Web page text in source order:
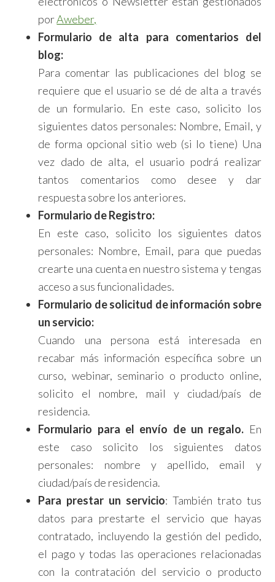
porAweber,
Formulario de alta para comentarios del
blog:
Para comentar las publicaciones del blog se
requiere que el usuario se dé de alta a través
de un formulario. En este caso, solicito los
siguientes datos personales: Nombre, Email, y
de forma opcional sitio web (si lo tiene) Una
vez dado de alta, el usuario podrá realizar
tantos comentarios como desee y dar
respuesta sobre los anteriores.
Formulario de Registro:
En este caso, solicito los siguientes datos
personales: Nombre, Email, para que puedas
crearte una cuenta en nuestro sistema y tengas
acceso a sus funcionalidades.
Formulario de solicitud de información sobre
un servicio:
Cuando una persona está interesada en
recabar más información específica sobre un
curso, webinar, seminario o producto online,
solicito el nombre, mail y ciudad/país de
residencia.
Formulario para el envío de un regalo. En
este caso solicito los siguientes datos
personales: nombre y apellido, email y
ciudad/país de residencia.
Para prestar un servicio: También trato tus
datos para prestarte el servicio que hayas
contratado, incluyendo la gestión del pedido,
el pago y todas las operaciones relacionadas
con la contratación del servicio o producto